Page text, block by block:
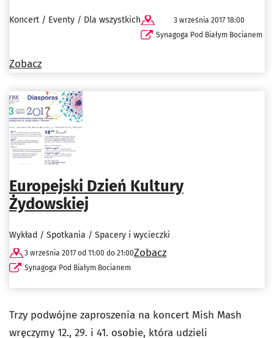
Koncert / Eventy / Dla wszystkich
3 września 2017 18:00
Synagoga Pod Białym Bocianem
Zobacz
Europejski Dzień Kultury
Żydowskiej
Wykład / Spotkania / Spacery i wycieczki
3 września 2017 od 11:00 do 21:00
Synagoga Pod Białym Bocianem
Zobacz
Trzy podwójne zaproszenia na koncert Mish Mash
wręczymy 12., 29. i 41. osobie, która udzieli